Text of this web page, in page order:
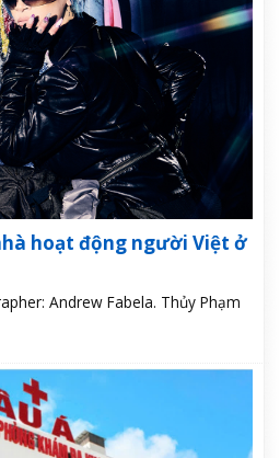
hoạt động người Việt ở
Andrew Fabela. Thủy Phạm